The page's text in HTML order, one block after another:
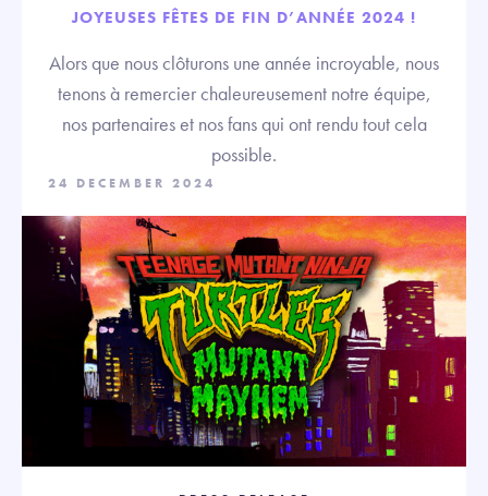
JOYEUSES FÊTES DE FIN D’ANNÉE 2024 !
Alors que nous clôturons une année incroyable, nous
tenons à remercier chaleureusement notre équipe,
nos partenaires et nos fans qui ont rendu tout cela
possible.
24 DECEMBER 2024